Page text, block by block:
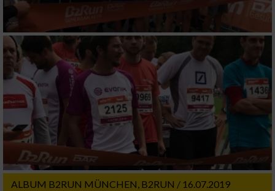
ALBUM B2RUN MÜNCHEN, B2RUN / 16.07.2019